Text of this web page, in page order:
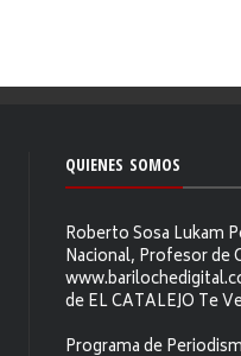
QUIENES SOMOS
Roberto Sosa Lukam
Nacional, Profesor de
de EL CATALEJO Te
Programa de